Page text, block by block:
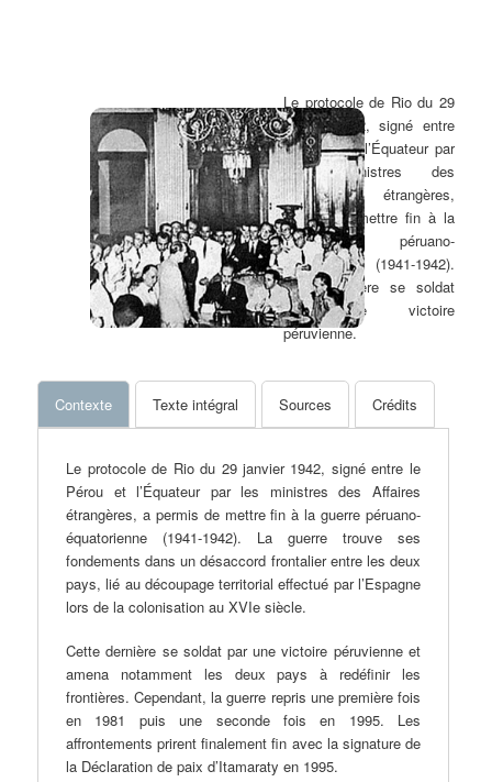
Le protocole de Rio du 29
janvier 1942, signé entre
le Pérou et l’Équateur par
leurs ministres des
Affaires étrangères,
permis de mettre fin à la
guerre péruano-
équatorienne (1941-1942).
Cette dernière se soldat
par une victoire
péruvienne.
Contexte Texte intégral Sources Crédits
Le protocole de Rio du 29 janvier 1942, signé entre le
Pérou et l’Équateur par les ministres des Affaires
étrangères, a permis de mettre fin à la guerre péruano-
équatorienne (1941-1942). La guerre trouve ses
fondements dans un désaccord frontalier entre les deux
pays, lié au découpage territorial effectué par l’Espagne
lors de la colonisation au XVIe siècle.
Cette dernière se soldat par une victoire péruvienne et
amena notamment les deux pays à redéfinir les
frontières. Cependant, la guerre repris une première fois
en 1981 puis une seconde fois en 1995. Les
affrontements prirent finalement fin avec la signature de
la Déclaration de paix d’Itamaraty en 1995.